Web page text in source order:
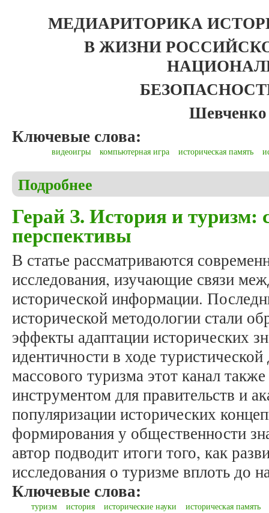
МЕДИАРИТОРИКА
В ЖИЗНИ
Ключевые слова:
видеоигры компьютерная игра историческая память
Подробнее
Герай З. История и туризм:
перспективы
В статье рассматриваются
исследования, изучающие связи
исторической информации.
исторической методологии стали
эффекты адаптации исторических
идентичности в ходе
массового туризма этот канал
инструментом для правительств и
популяризации исторических
формирования у общественности
автор подводит итоги того, как
исследования о туризме вплоть до
Ключевые слова:
туризм история исторические науки историческая память